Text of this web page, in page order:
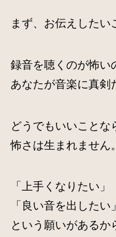
まず、お伝えしたい
録音を聴くのが怖い
あなたが音楽に真剣
どうでもいいことな
怖さは生まれません。
「上手くなりたい」
「良い音を出したい」
という願いがあるか